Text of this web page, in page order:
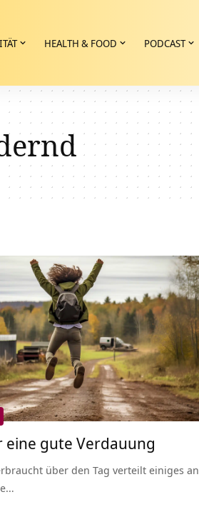
HEALTH & FOOD PODCAST
eine gute Verdauung
über den Tag verteilt einiges an